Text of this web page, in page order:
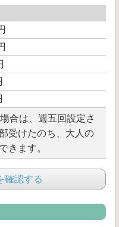
合は、週五回設定さ
受けたのち、大人の
きます。
確認する